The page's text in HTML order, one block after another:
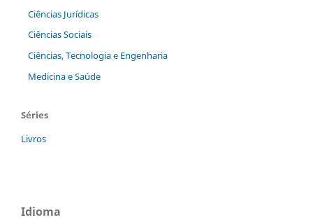
Ciências Jurídicas
Ciências Sociais
Ciências, Tecnologia e Engenharia
Medicina e Saúde
Séries
Livros
Idioma